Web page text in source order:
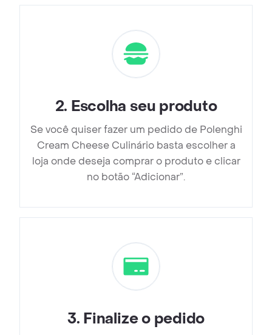
2. Escolha seu produto
Se você quiser fazer um pedido de Polenghi
Cream Cheese Culinário basta escolher a
loja onde deseja comprar o produto e clicar
no botão “Adicionar”.
3. Finalize o pedido